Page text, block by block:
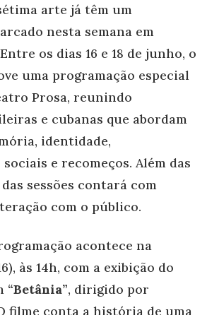
arte já têm um
nesta semana em
os dias 16 e 18 de junho, o
uma programação especial
Prosa, reunindo
e cubanas que abordam
identidade,
e recomeços. Além das
sessões contará com
com o público.
acontece na
às 14h, com a exibição do
“Betânia”, dirigido por
filme conta a história de uma